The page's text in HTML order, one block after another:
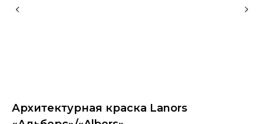
Архитектурная краска Lanors